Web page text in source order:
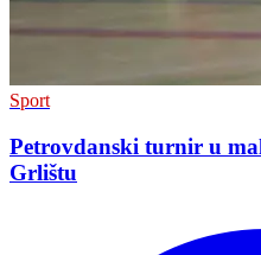
Sport
Petrovdanski turnir u
Grlištu